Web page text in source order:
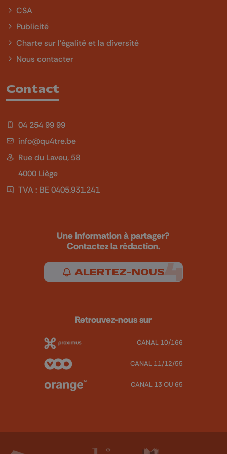
CSA
Publicité
Charte sur l'égalité et la diversité
Nous contacter
Contact
04 254 99 99
info@qu4tre.be
Rue du Laveu, 58
4000 Liège
TVA : BE 0405.931.241
Une information à partager?
Contactez la rédaction.
ALERTEZ-NOUS
Retrouvez-nous sur
CANAL 10/166
CANAL 11/12/55
CANAL 13 OU 65